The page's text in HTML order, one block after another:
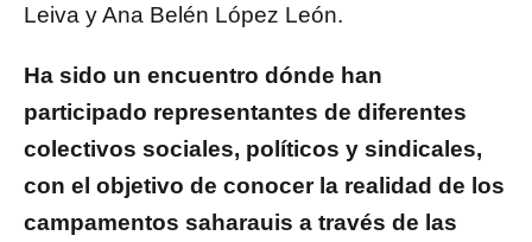
Leiva y Ana Belén López León.
Ha sido un encuentro dónde han
participado representantes de diferentes
colectivos sociales, políticos y sindicales,
con el objetivo de conocer la realidad de los
campamentos saharauis a través de las